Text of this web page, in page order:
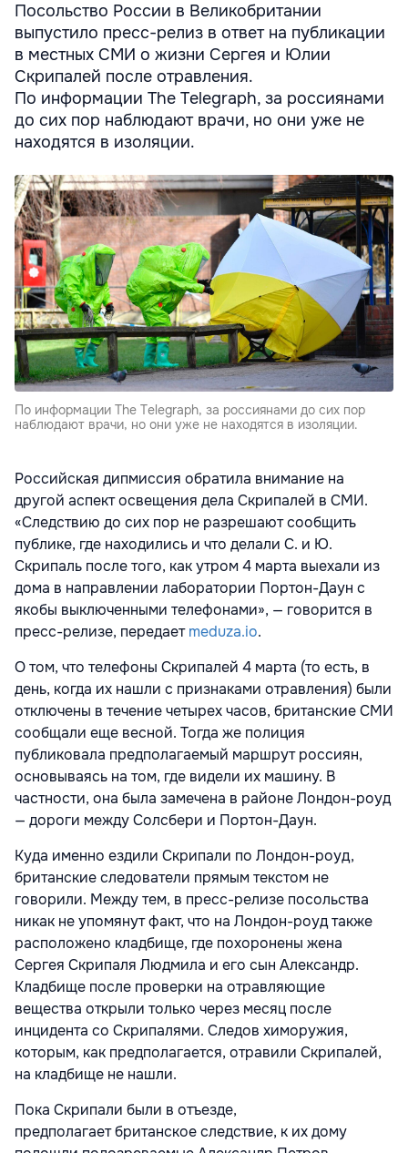
Посольство России в Великобритании
выпустило пресс-релиз в ответ на публикации
в местных СМИ о жизни Сергея и Юлии
Скрипалей после отравления.
По информации The Telegraph, за россиянами
до сих пор наблюдают врачи, но они уже не
находятся в изоляции.
По информации The Telegraph, за россиянами до сих пор
наблюдают врачи, но они уже не находятся в изоляции.
Российская дипмиссия обратила внимание на
другой аспект освещения дела Скрипалей в СМИ.
«Следствию до сих пор не разрешают сообщить
публике, где находились и что делали С. и Ю.
Скрипаль после того, как утром 4 марта выехали из
дома в направлении лаборатории Портон-Даун с
якобы выключенными телефонами», — говорится в
пресс-релизе, передаетmeduza.io.
О том, что телефоны Скрипалей 4 марта (то есть, в
день, когда их нашли с признаками отравления) были
отключены в течение четырех часов, британские СМИ
сообщали еще весной. Тогда же полиция
публиковала предполагаемый маршрут россиян,
основываясь на том, где видели их машину. В
частности, она была замечена в районе Лондон-роуд
— дороги между Солсбери и Портон-Даун.
Куда именно ездили Скрипали по Лондон-роуд,
британские следователи прямым текстом не
говорили. Между тем, в пресс-релизе посольства
никак не упомянут факт, что на Лондон-роуд также
расположено кладбище, где похоронены жена
Сергея Скрипаля Людмила и его сын Александр.
Кладбище после проверки на отравляющие
вещества открыли только через месяц после
инцидента со Скрипалями. Следов химоружия,
которым, как предполагается, отравили Скрипалей,
на кладбище не нашли.
Пока Скрипали были в отъезде,
предполагаетбританское следствие, к их дому